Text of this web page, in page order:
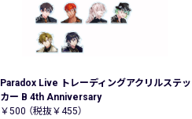
Paradox Live トレーディングアクリルステッ
カー B 4th Anniversary
￥500 （税抜￥455）